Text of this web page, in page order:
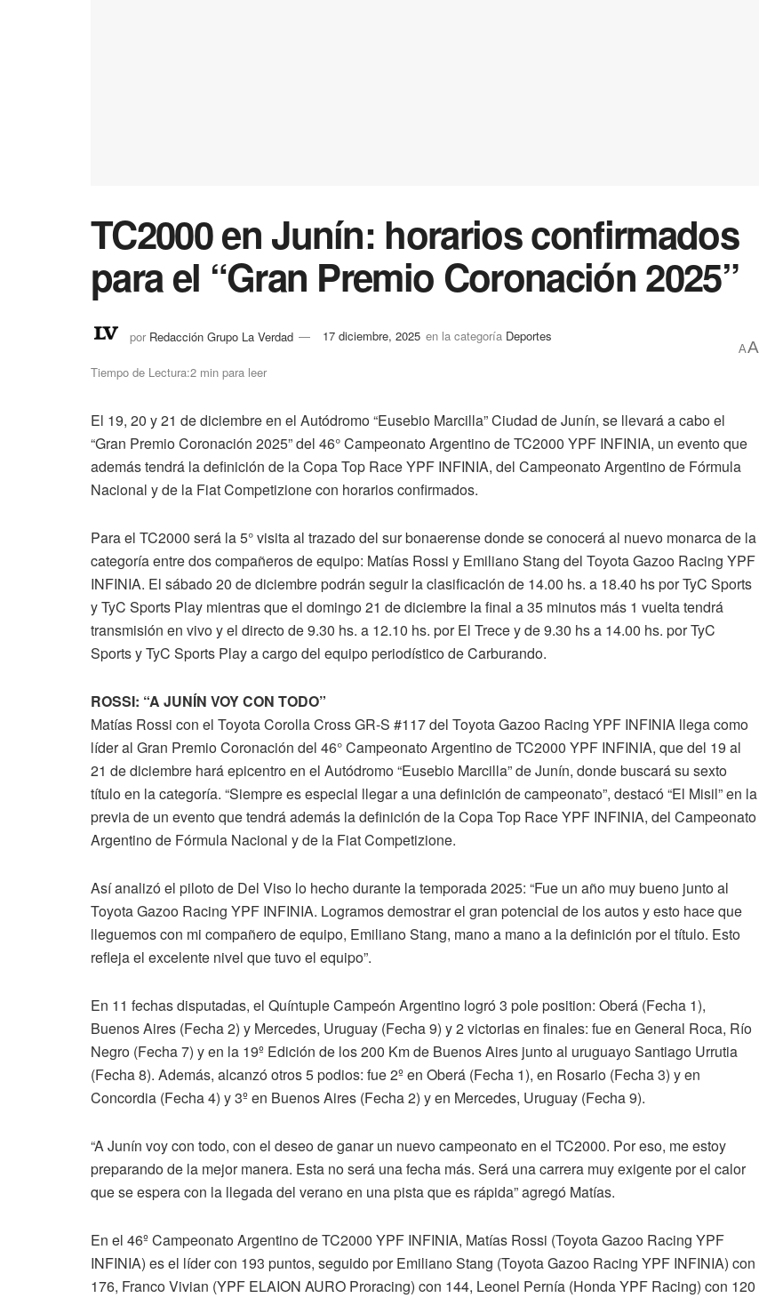
TC2000 en Junín: horarios confirmados
para el “Gran Premio Coronación 2025”
por Redacción Grupo La Verdad 17 diciembre, 2025 en la categoría Deportes
Tiempo de Lectura:2 min para leer
AA
El 19, 20 y 21 de diciembre en el Autódromo “Eusebio Marcilla” Ciudad de Junín, se llevará a cabo el
“Gran Premio Coronación 2025” del 46° Campeonato Argentino de TC2000 YPF INFINIA, un evento que
además tendrá la definición de la Copa Top Race YPF INFINIA, del Campeonato Argentino de Fórmula
Nacional y de la Fiat Competizione con horarios confirmados.
Para el TC2000 será la 5° visita al trazado del sur bonaerense donde se conocerá al nuevo monarca de la
categoría entre dos compañeros de equipo: Matías Rossi y Emiliano Stang del Toyota Gazoo Racing YPF
INFINIA. El sábado 20 de diciembre podrán seguir la clasificación de 14.00 hs. a 18.40 hs por TyC Sports
y TyC Sports Play mientras que el domingo 21 de diciembre la final a 35 minutos más 1 vuelta tendrá
transmisión en vivo y el directo de 9.30 hs. a 12.10 hs. por El Trece y de 9.30 hs a 14.00 hs. por TyC
Sports y TyC Sports Play a cargo del equipo periodístico de Carburando.
ROSSI: “A JUNÍN VOY CON TODO”
Matías Rossi con el Toyota Corolla Cross GR-S #117 del Toyota Gazoo Racing YPF INFINIA llega como
líder al Gran Premio Coronación del 46° Campeonato Argentino de TC2000 YPF INFINIA, que del 19 al
21 de diciembre hará epicentro en el Autódromo “Eusebio Marcilla” de Junín, donde buscará su sexto
título en la categoría. “Siempre es especial llegar a una definición de campeonato”, destacó “El Misil” en la
previa de un evento que tendrá además la definición de la Copa Top Race YPF INFINIA, del Campeonato
Argentino de Fórmula Nacional y de la Fiat Competizione.
Así analizó el piloto de Del Viso lo hecho durante la temporada 2025: “Fue un año muy bueno junto al
Toyota Gazoo Racing YPF INFINIA. Logramos demostrar el gran potencial de los autos y esto hace que
lleguemos con mi compañero de equipo, Emiliano Stang, mano a mano a la definición por el título. Esto
refleja el excelente nivel que tuvo el equipo”.
En 11 fechas disputadas, el Quíntuple Campeón Argentino logró 3 pole position: Oberá (Fecha 1),
Buenos Aires (Fecha 2) y Mercedes, Uruguay (Fecha 9) y 2 victorias en finales: fue en General Roca, Río
Negro (Fecha 7) y en la 19º Edición de los 200 Km de Buenos Aires junto al uruguayo Santiago Urrutia
(Fecha 8). Además, alcanzó otros 5 podios: fue 2º en Oberá (Fecha 1), en Rosario (Fecha 3) y en
Concordia (Fecha 4) y 3º en Buenos Aires (Fecha 2) y en Mercedes, Uruguay (Fecha 9).
“A Junín voy con todo, con el deseo de ganar un nuevo campeonato en el TC2000. Por eso, me estoy
preparando de la mejor manera. Esta no será una fecha más. Será una carrera muy exigente por el calor
que se espera con la llegada del verano en una pista que es rápida” agregó Matías.
En el 46º Campeonato Argentino de TC2000 YPF INFINIA, Matías Rossi (Toyota Gazoo Racing YPF
INFINIA) es el líder con 193 puntos, seguido por Emiliano Stang (Toyota Gazoo Racing YPF INFINIA) con
176, Franco Vivian (YPF ELAION AURO Proracing) con 144, Leonel Pernía (Honda YPF Racing) con 120